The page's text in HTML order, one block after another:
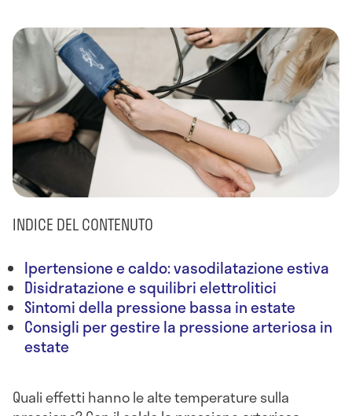
INDICE DEL CONTENUTO
Ipertensione e caldo: vasodilatazione estiva
Disidratazione e squilibri elettrolitici
Sintomi della pressione bassa in estate
Consigli per gestire la pressione arteriosa in
estate
Quali effetti hanno le alte temperature sulla